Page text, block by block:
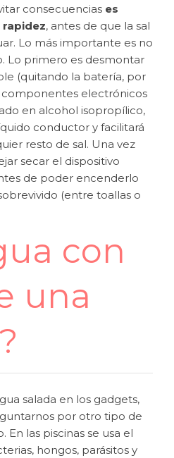
consecuencias es
, antes de que la sal
Lo más importante es no
Lo primero es desmontar
(quitando la batería, por
electrónicos
en alcohol isopropílico,
conductor y facilitará
resto de sal. Una vez
secar el dispositivo
de poder encenderlo
(entre toallas o
con
una
salada en los gadgets,
por otro tipo de
En las piscinas se usa el
hongos, parásitos y